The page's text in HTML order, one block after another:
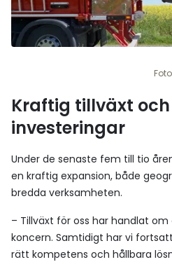
Kraftig tillväxt
investeringar
Under de senaste fem till tio
en kraftig expansion, både
bredda verksamheten.
– Tillväxt för oss har handlat
koncern. Samtidigt har vi
rätt kompetens och hållbara